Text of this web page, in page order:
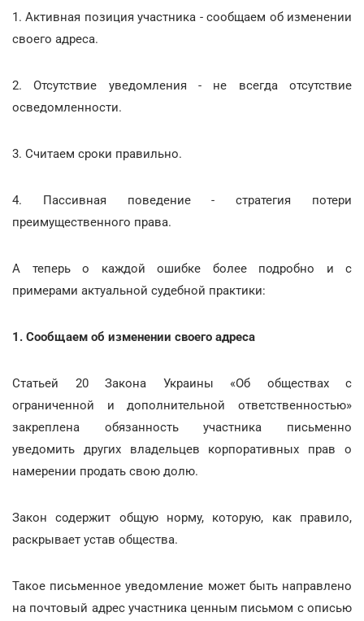
1. Активная позиция участника - сообщаем об изменении
своего адреса.
2. Отсутствие уведомления - не всегда отсутствие
осведомленности.
3. Считаем сроки правильно.
4. Пассивная поведение - стратегия потери
преимущественного права.
А теперь о каждой ошибке более подробно и с
примерами актуальной судебной практики:
1. Сообщаем об изменении своего адреса
Статьей 20 Закона Украины «Об обществах с
ограниченной и дополнительной ответственностью»
закреплена обязанность участника письменно
уведомить других владельцев корпоративных прав о
намерении продать свою долю.
Закон содержит общую норму, которую, как правило,
раскрывает устав общества.
Такое письменное уведомление может быть направлено
на почтовый адрес участника ценным письмом с описью